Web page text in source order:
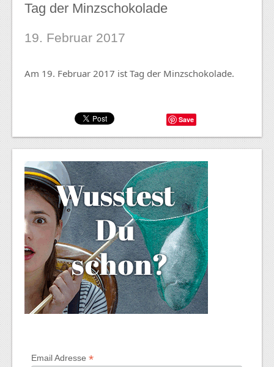
Tag der Minzschokolade
19. Februar 2017
Am 19. Februar 2017 ist Tag der Minzschokolade.
Save
Email Adresse*